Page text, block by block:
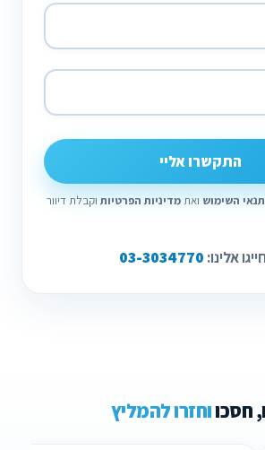
התקשרו אליי
תנאי השימוש ואתמדיניות הפרטיות וקבלת דיוור
אלינו: 03-3034770
חסכווחזרו להמליץ